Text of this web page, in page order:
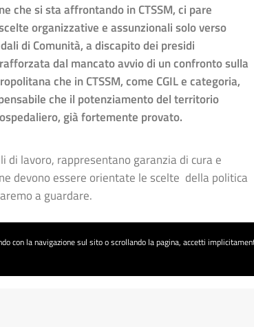
che si sta affrontando in CTSSM, ci pare
organizzative e assunzionali solo verso
di Comunità, a discapito dei presidi
dal mancato avvio di un confronto sulla
che in CTSSM, come CGIL e categoria,
che il potenziamento del territorio
già fortemente provato.
di lavoro, rappresentano garanzia di cura e
devono essere orientate le scelte della politica
a guardare.
con la navigazione sul sito o scrollando la pagina, accetti